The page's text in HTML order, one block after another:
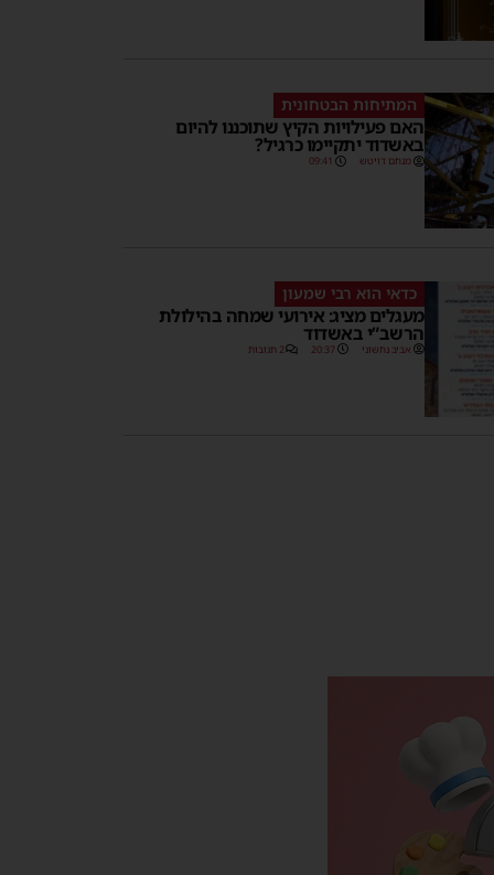
המתיחות הבטחונית
האם פעילויות הקיץ שתוכננו להיום
באשדוד יתקיימו כרגיל?
מנחם דויטש 09:41
כדאי הוא רבי שמעון
מעגלים מציג: אירועי שמחה בהילולת
הרשב”י באשדוד
אביב נחשוני 20:37 2 תגובות